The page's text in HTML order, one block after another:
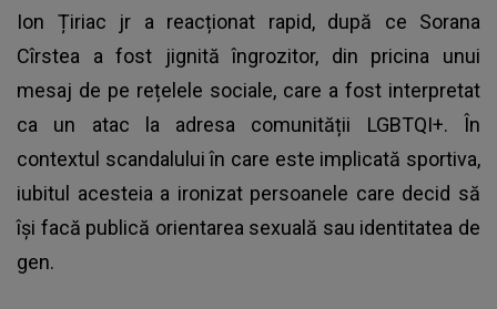
Ion Țiriac jr a reacționat rapid, după ce Sorana
Cîrstea a fost jignită îngrozitor, din pricina unui
mesaj de pe rețelele sociale, care a fost interpretat
ca un atac la adresa comunității LGBTQI+. În
contextul scandalului în care este implicată sportiva,
iubitul acesteia a ironizat persoanele care decid să
își facă publică orientarea sexuală sau identitatea de
gen.